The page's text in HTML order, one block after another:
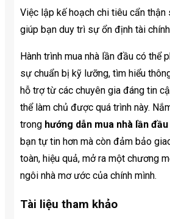
Việc lập kế hoạch chi tiêu cẩn thận
giúp bạn duy trì sự ổn định tài
Hành trình mua nhà lần đầu có thể
sự chuẩn bị kỹ lưỡng, tìm hiểu
hỗ trợ từ các chuyên gia đáng tin
thể làm chủ được quá trình này.
trong hướng dẫn mua nhà lần đầu
bạn tự tin hơn mà còn đảm bảo
toàn, hiệu quả, mở ra một chương
ngôi nhà mơ ước của chính mình.
Tài liệu tham khảo